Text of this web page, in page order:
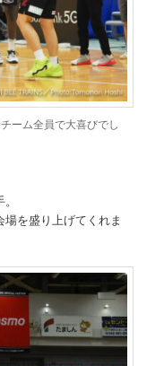
ーム全員で大喜びでし
を盛り上げてくれま